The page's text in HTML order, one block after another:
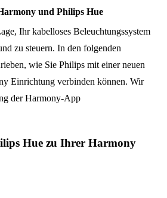
und Philips Hue
Ihr kabelloses Beleuchtungssystem
zu steuern. In den folgenden
wie Sie Philips mit einer neuen
Einrichtung verbinden können. Wir
der Harmony-App
Hue zu Ihrer Harmony